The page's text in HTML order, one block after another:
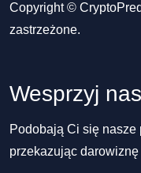
Copyright ©
zastrzeżone.
Wesprzyj nas
Podobają Ci się nasze
przekazując darowiznę